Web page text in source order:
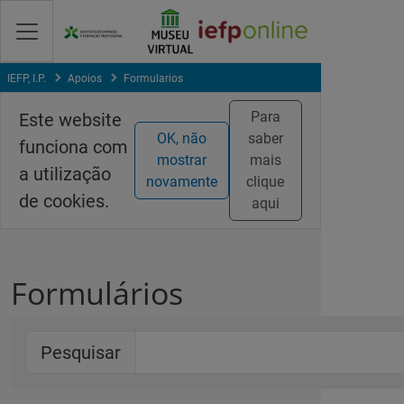
to
Content
IEFP, I.P. Apoios Formularios
Este website
funciona com
a utilização
de cookies.
OK, não
mostrar
novamente
Para
saber
mais
clique
aqui
Formulários
Pesquisar